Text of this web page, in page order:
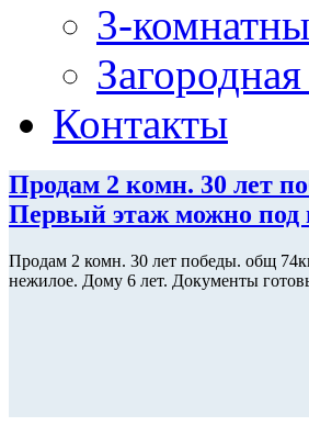
3-
Контакты
Продам 2 комн. 30 лет
Первый этаж можно под
Продам 2 комн. 30 лет победы. общ
нежилое. Дому 6 лет. Документы